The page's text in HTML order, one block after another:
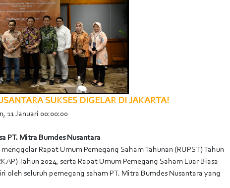
SUKSES DIGELAR DI JAKARTA!
11 Januari 00:00:00
PT. Mitra Bumdes Nusantara
Rapat Umum Pemegang Saham Tahunan (RUPST) Tahun
Tahun 2024, serta Rapat Umum Pemegang Saham Luar Biasa
oleh seluruh pemegang saham PT. Mitra Bumdes Nusantara yang